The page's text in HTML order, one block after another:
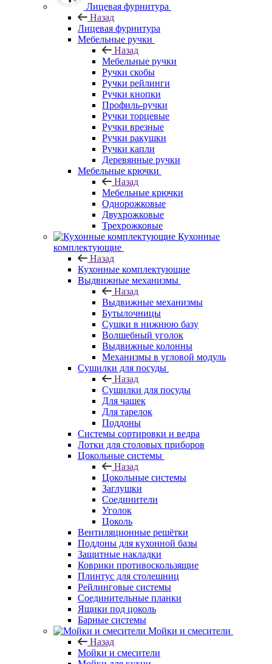
Лицевая фурнитура
Назад
Лицевая фурнитура
Мебельные ручки
Назад
Мебельные ручки
Ручки скобы
Ручки рейлинги
Ручки кнопки
Профиль-ручки
Ручки торцевые
Ручки врезные
Ручки ракушки
Ручки капли
Деревянные ручки
Мебельные крючки
Назад
Мебельные крючки
Однорожковые
Двухрожковые
Трехрожковые
Кухонные
комплектующие
Назад
Кухонные комплектующие
Выдвижные механизмы
Назад
Выдвижные механизмы
Бутылочницы
Сушки в нижнюю базу
Волшебный уголок
Выдвижные колонны
Механизмы в угловой модуль
Сушилки для посуды
Назад
Сушилки для посуды
Для чашек
Для тарелок
Поддоны
Системы сортировки и ведра
Лотки для столовых приборов
Цокольные системы
Назад
Цокольные системы
Заглушки
Соединители
Уголок
Цоколь
Вентиляционные решётки
Поддоны для кухонной базы
Защитные накладки
Коврики противоскользящие
Плинтус для столешниц
Рейлинговые системы
Соединительные планки
Ящики под цоколь
Барные системы
Мойки и смесители
Назад
Мойки и смесители